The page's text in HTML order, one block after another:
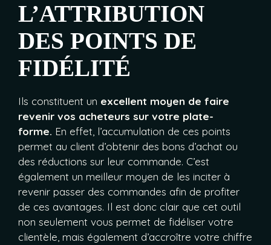
L’ATTRIBUTION
DES POINTS DE
FIDÉLITÉ
Ils constituent un excellent moyen de faire
revenir vos acheteurs sur votre plate-
forme. En effet, l’accumulation de ces points
permet au client d’obtenir des bons d’achat ou
des réductions sur leur commande. C’est
également un meilleur moyen de les inciter à
revenir passer des commandes afin de profiter
de ces avantages. Il est donc clair que cet outil
non seulement vous permet de fidéliser votre
clientèle, mais également d’accroître votre chiffre